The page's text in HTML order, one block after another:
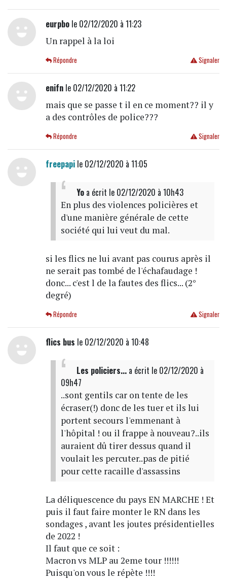
eurpbole 02/12/2020 à 11:23
Un rappel à la loi
Signaler
Répondre
enifnle 02/12/2020 à 11:22
mais que se passe t il en ce moment?? il y
a des contrôles de police???
Signaler
Répondre
freepapile 02/12/2020 à 11:05
Yoa écrit le 02/12/2020 à 10h43
En plus des violences policières et
d'une manière générale de cette
société qui lui veut du mal.
si les flics ne lui avant pas courus après il
ne serait pas tombé de l'échafaudage !
donc... c'est l de la fautes des flics... (2°
degré)
Signaler
Répondre
flics bus le 02/12/2020 à 10:48
Les policiers...a écrit le 02/12/2020 à
09h47
..sont gentils car on tente de les
écraser(!) donc de les tuer et ils lui
portent secours l'emmenant à
l'hôpital ! ou il frappe à nouveau?..ils
auraient dû tirer dessus quand il
voulait les percuter..pas de pitié
pour cette racaille d'assassins
La déliquescence du pays EN MARCHE ! Et
puis il faut faire monter le RN dans les
sondages , avant les joutes présidentielles
de 2022 !
Il faut que ce soit :
Macron vs MLP au 2eme tour !!!!!!
Puisqu'on vous le répète !!!!